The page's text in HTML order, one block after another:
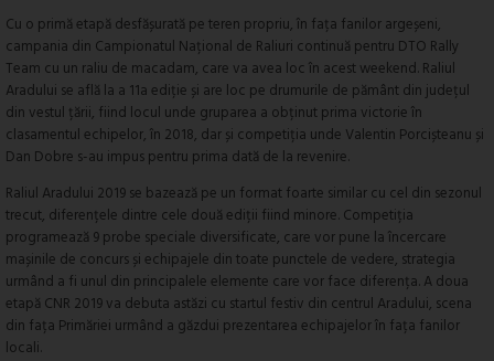
Cu o primă etapă desfășurată pe teren propriu, în fața fanilor argeșeni,
campania din Campionatul Național de Raliuri continuă pentru DTO Rally
Team cu un raliu de macadam, care va avea loc în acest weekend. Raliul
Aradului se află la a 11a ediție și are loc pe drumurile de pământ din județul
din vestul țării, fiind locul unde gruparea a obținut prima victorie în
clasamentul echipelor, în 2018, dar și competiția unde Valentin Porcișteanu și
Dan Dobre s-au impus pentru prima dată de la revenire.
Raliul Aradului 2019 se bazează pe un format foarte similar cu cel din sezonul
trecut, diferențele dintre cele două ediții fiind minore. Competiția
programează 9 probe speciale diversificate, care vor pune la încercare
mașinile de concurs și echipajele din toate punctele de vedere, strategia
urmând a fi unul din principalele elemente care vor face diferența. A doua
etapă CNR 2019 va debuta astăzi cu startul festiv din centrul Aradului, scena
din fața Primăriei urmând a găzdui prezentarea echipajelor în fața fanilor
locali.